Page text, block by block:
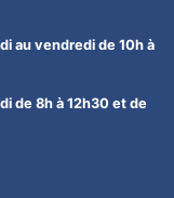
au vendredi de 10h à
de 8h à 12h30 et de